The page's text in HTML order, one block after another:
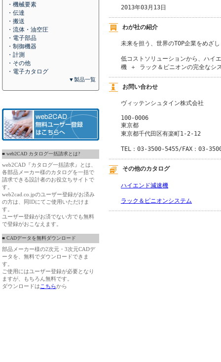
・機械要素
・伝達
・搬送
・流体・油空圧
・電子部品
・制御機器
・計測
・その他
・電子カタログ
▼製品一覧
■ web2CAD カタログ一括請求とは?
web2CAD『カタログ一括請求』とは、
各部品メーカー様のカタログを一括で
請求できる設計者のお役立ちサイトで
す。
web2cad.co.jpのユーザー登録がお済み
の方は、同IDにてご使用いただけま
す。
ユーザー登録がお済でない方でも無料
で登録がおこなえます。
■ CADデータを無料ダウンロード
部品メーカー様の2次元・3次元CADデ
ータを、無料でダウンロードできま
す。
ご使用にはユーザー登録が必要となり
ますが、もちろん無料です。
ダウンロードは こちらから
2013年03月13日
わが社の紹介
未来を担う、世界のTOP企業をめざ
低コストソリューションから、ハイ
機 ＋ ラック＆ピニオンの完全なシ
お問い合わせ
ヴィッテンシュタイン株式会社
100-0006
東京都
東京都千代田区有楽町1-2-12
TEL：03-3500-5455/FAX：03-
その他のカタログ
ハイエンド減速機
ラック＆ピニオンシステム